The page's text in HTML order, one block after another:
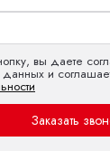
вы даете
и
Заказать